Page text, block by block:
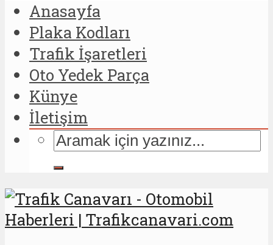
Anasayfa
Plaka Kodları
Trafik İşaretleri
Oto Yedek Parça
Künye
İletişim